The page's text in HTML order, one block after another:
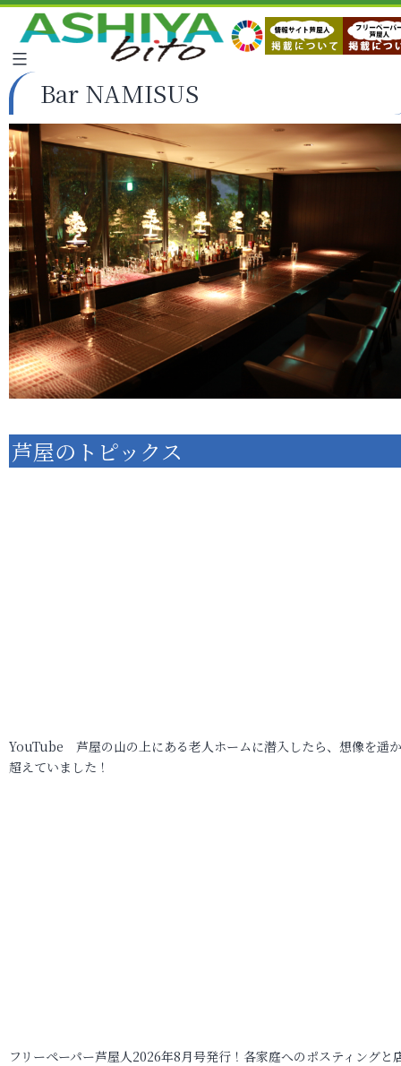
Bar NAMISUS
芦屋のトピックス
YouTube 芦屋の山の上にある老人ホームに潜入したら、想像を遥
超えていました！
フリーペーパー芦屋人2026年8月号発行！各家庭へのポスティングと